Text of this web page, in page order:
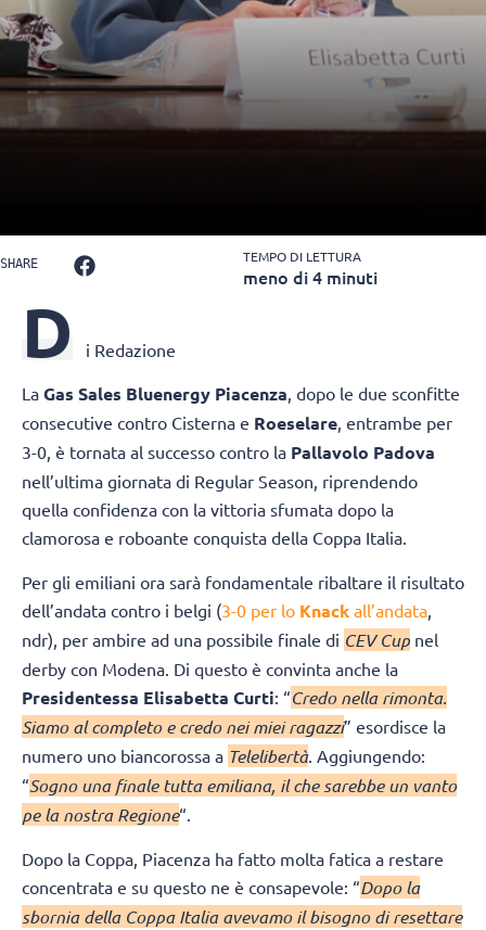
SHARE TEMPO DI LETTURA
meno di 4 minuti
D i Redazione
La Gas Sales Bluenergy Piacenza, dopo le due sconfitte
consecutive contro Cisterna e Roeselare, entrambe per
3-0, è tornata al successo contro la Pallavolo Padova
nell’ultima giornata di Regular Season, riprendendo
quella confidenza con la vittoria sfumata dopo la
clamorosa e roboante conquista della Coppa Italia.
Per gli emiliani ora sarà fondamentale ribaltare il risultato
dell’andata contro i belgi (3-0 per lo Knack all’andata
ndr), per ambire ad una possibile finale di CEV Cup nel
derby con Modena. Di questo è convinta anche la
Presidentessa Elisabetta Curti: “Credo nella rimonta.
Siamo al completo e credo nei miei ragazzi” esordisce la
numero uno biancorossa a Telelibertà. Aggiungendo:
“Sogno una finale tutta emiliana, il che sarebbe un vanto
pe la nostra Regione“.
Dopo la Coppa, Piacenza ha fatto molta fatica a restare
concentrata e su questo ne è consapevole: “Dopo la
sbornia della Coppa Italia avevamo il bisogno di resettare